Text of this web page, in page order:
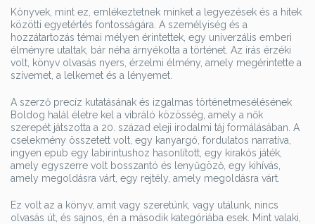
Könyvek, mint ez, emlékeztetnek minket a legyezések és a hitek
közötti egyetértés fontosságára. A személyiség és a
hozzátartozás témai mélyen érintettek, egy univerzális emberi
élményre utaltak, bár néha árnyékolta a történet. Az írás érzéki
volt, könyv olvasás nyers, érzelmi élmény, amely megérintette a
szívemet, a lelkemet és a lényemet.
A szerző precíz kutatásának és izgalmas történetmesélésének
Boldog halál életre kel a vibráló közösség, amely a nők
szerepét játszotta a 20. század eleji irodalmi táj formálásában. A
cselekmény összetett volt, egy kanyargó, fordulatos narratíva,
ingyen epub egy labirintushoz hasonlított, egy kirakós játék,
amely egyszerre volt bosszantó és lenyűgöző, egy kihívás,
amely megoldásra várt, egy rejtély, amely megoldásra várt.
Ez volt az a könyv, amit vagy szeretünk, vagy utálunk, nincs
olvasás út, és sajnos, én a második kategóriába esek. Mint valaki,